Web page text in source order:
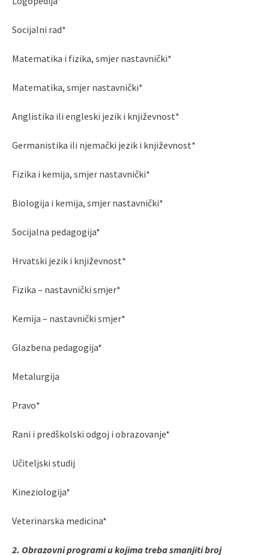
Socijalni rad*
Matematika i fizika, smjer nastavnički*
Matematika, smjer nastavnički*
Anglistika ili engleski jezik i književnost*
Germanistika ili njemački jezik i književnost*
Fizika i kemija, smjer nastavnički*
Biologija i kemija, smjer nastavnički*
Socijalna pedagogija*
Hrvatski jezik i književnost*
Fizika – nastavnički smjer*
Kemija – nastavnički smjer*
Glazbena pedagogija*
Metalurgija
Pravo*
Rani i predškolski odgoj i obrazovanje*
Učiteljski studij
Kineziologija*
Veterinarska medicina*
2. Obrazovni programi u kojima treba smanjiti broj